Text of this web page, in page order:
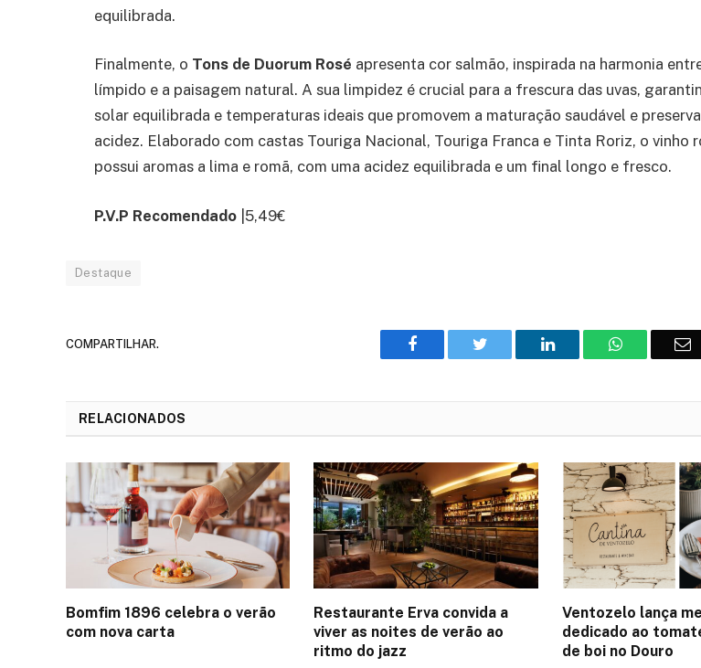
equilibrada.
Finalmente, o Tons de Duorum Rosé apresenta cor salmão, inspirada na harmonia
límpido e a paisagem natural. A sua limpidez é crucial para a frescura das uvas,
solar equilibrada e temperaturas ideais que promovem a maturação saudável e
acidez. Elaborado com castas Touriga Nacional, Touriga Franca e Tinta Roriz, o vinho
possui aromas a lima e romã, com uma acidez equilibrada e um final longo e fresco.
P.V.P Recomendado |5,49€
Destaque
COMPARTILHAR. Facebook Twitter
O
WhatsAppE-
RELACIONADOS
Bomfim 1896 celebra o verão
com nova carta
Restaurante Erva convida a
viver as noites de verão ao
ritmo do jazz
Ventozelo lança
dedicado ao
de boi no Douro